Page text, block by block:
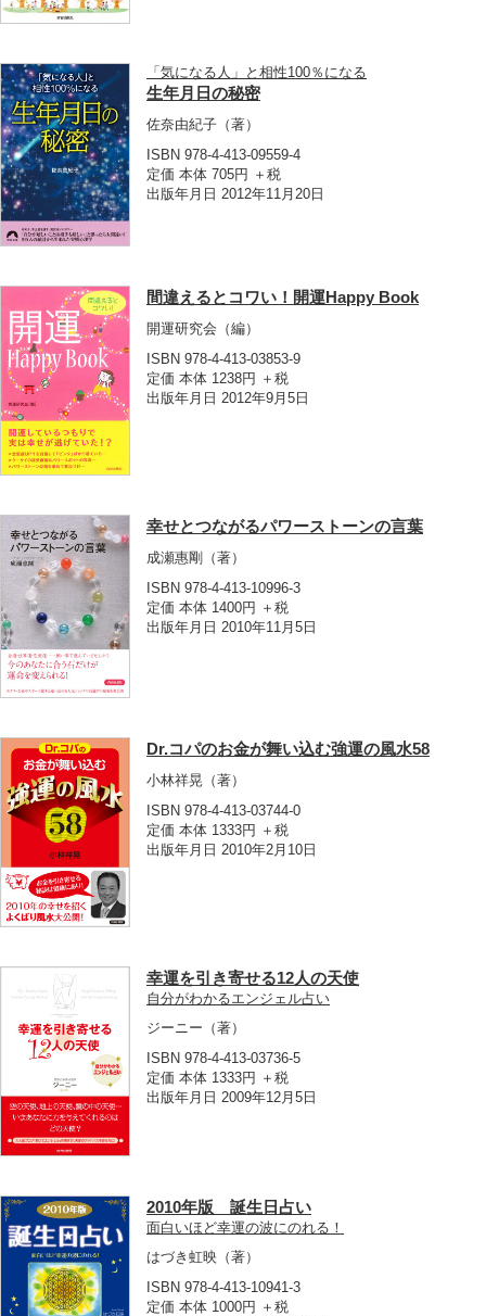
「気になる人」と相性100％になる
生年月日の秘密
佐奈由紀子 （著）
ISBN 978-4-413-09559-4
定価 本体 705円 ＋税
出版年月日 2012年11月20日
間違えるとコワい！開運Happy Book
開運研究会 （編）
ISBN 978-4-413-03853-9
定価 本体 1238円 ＋税
出版年月日 2012年9月5日
幸せとつながるパワーストーンの言葉
成瀬惠剛
（著）
ISBN 978-4-413-10996-3
定価 本体 1400円 ＋税
出版年月日 2010年11月5日
Dr.コパのお金が舞い込む強運の風水58
小林祥晃 （著）
ISBN 978-4-413-03744-0
定価 本体 1333円 ＋税
出版年月日 2010年2月10日
幸運を引き寄せる12人の天使
自分がわかるエンジェル占い
ジーニー （著）
ISBN 978-4-413-03736-5
定価 本体 1333円 ＋税
出版年月日 2009年12月5日
2010年版 誕生日占い
面白いほど幸運の波にのれる！
はづき虹映 （著）
ISBN 978-4-413-10941-3
定価 本体 1000円 ＋税